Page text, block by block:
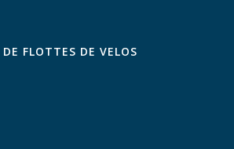
FLOTTES DE VELOS